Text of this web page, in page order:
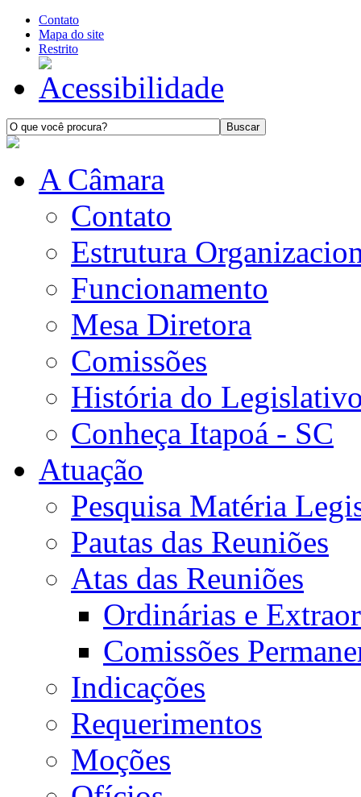
Contato
Mapa do site
Restrito
A Câmara
Contato
Estrutura
Funcionamento
Mesa Diretora
Comissões
História do
Conheça Itapoá - SC
Atuação
Pesquisa Matéria
Pautas das Reuniões
Atas das Reuniões
Ordinárias e
Comissões
Indicações
Requerimentos
Moções